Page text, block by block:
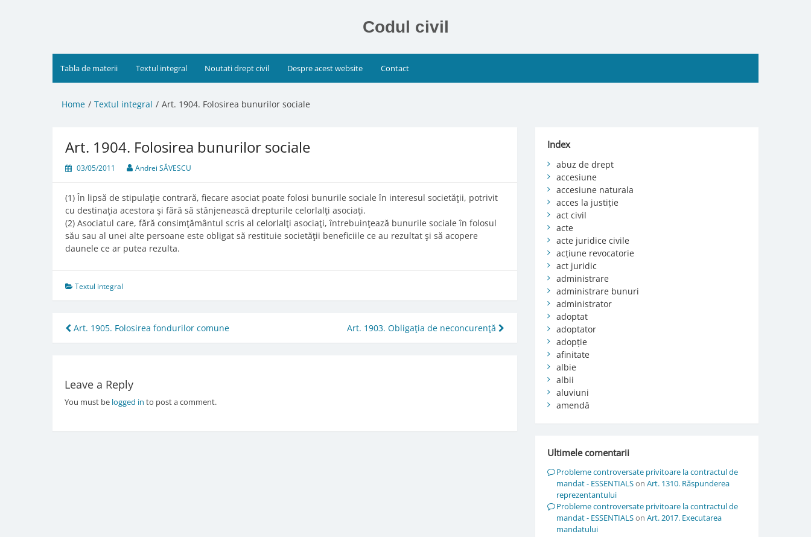
Codul civil
Tabla de materii Textul integral Noutati drept civil Despre acest website Contact
Home Textul integral Art. 1904. Folosirea bunurilor sociale
Art. 1904. Folosirea bunurilor sociale
03/05/2011 Andrei SĂVESCU
(1) În lipsă de stipulaţie contrară, fiecare asociat poate folosi bunurile sociale în interesul societăţii, potrivit
cu destinaţia acestora şi fără să stânjenească drepturile celorlalţi asociaţi.
(2) Asociatul care, fără consimţământul scris al celorlalţi asociaţi, întrebuinţează bunurile sociale în folosul
său sau al unei alte persoane este obligat să restituie societăţii beneficiile ce au rezultat şi să acopere
daunele ce ar putea rezulta.
Textul integral
Post
navigation
Art. 1905. Folosirea fondurilor comune Art. 1903. Obligaţia de neconcurenţă
Leave a Reply
You must be logged in to post a comment.
Index
abuz de drept
accesiune
accesiune naturala
acces la justiție
act civil
acte
acte juridice civile
acțiune revocatorie
act juridic
administrare
administrare bunuri
administrator
adoptat
adoptator
adopție
afinitate
albie
albii
aluviuni
amendă
Ultimele comentarii
Probleme controversate privitoare la contractul de
mandat - ESSENTIALSon Art. 1310. Răspunderea
reprezentantului
Probleme controversate privitoare la contractul de
mandat - ESSENTIALSon Art. 2017. Executarea
mandatului